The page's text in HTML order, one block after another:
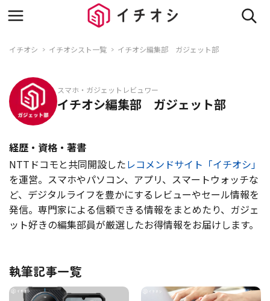
イチオシ イチオシスト一覧 イチオシ編集部 ガジェット部
スマホ・ガジェットレビュワー
イチオシ編集部 ガジェット部
経歴・資格・著書
NTTドコモと共同開設したレコメンドサイト「イチオシ」
を運営。スマホやパソコン、アプリ、スマートウォッチな
ど、デジタルライフを豊かにするレビューやセール情報を
発信。専門家による信頼できる情報をまとめたり、ガジェ
ット好きの編集部員が厳選したお得情報をお届けします。
執筆記事一覧